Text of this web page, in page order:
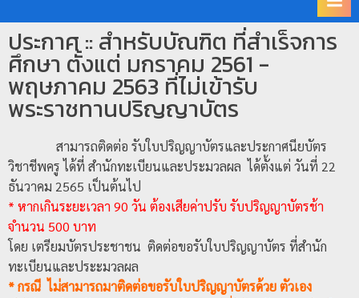
ท
ะ
เ
บี
แ
ะ
ร
ม
mai
Rajabhat
University
ประกาศ :: สำหรับบัณฑิต ที่สำเร็จการ
ศึกษา ตั้งแต่ มกราคม 2561 -
พฤษภาคม 2563 ที่ไม่เข้ารับ
พระราชทานปริญญาบัตร
สามารถติดต่อ รับใบปริญญาบัตรและประกาศนียบัตร
วิชาชีพครู ได้ที่ สำนักทะเบียนและประมวลผล ได้ตั้งแต่ วันที่ 22
ธันวาคม 2565 เป็นต้นไป
* หากเกินระยะเวลา 90 วัน ต้องเสียค่าปรับ รับปริญญาบัตรช้า
จำนวน 500 บาท
โดย เตรียมบัตรประชาชน ติดต่อขอรับใบปริญญาบัตร ที่สำนัก
ทะเบียนและประะมวลผล
* กรณี ไม่สามารถมาติดต่อขอรับใบปริญญาบัตรด้วย ตัวเอง